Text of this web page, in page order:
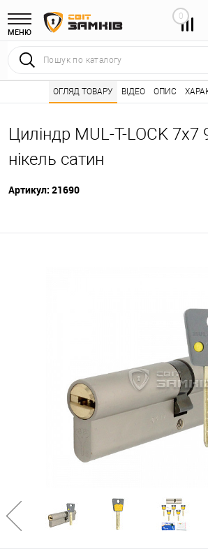
МЕНЮ
0
Інтернет магазин замків • Каталог товарів
Циліндр MUL-T-LOCK 7x7
нікель сатин
Артикул: 21690
ОГЛЯД ТОВАРУ ВІДЕО ОПИС